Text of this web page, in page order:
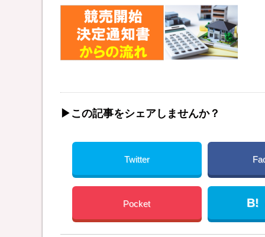
▶︎この記事をシェアしませんか？
Twitter
Pocket B!